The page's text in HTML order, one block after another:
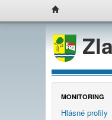
MONITORING
Hlásné profily